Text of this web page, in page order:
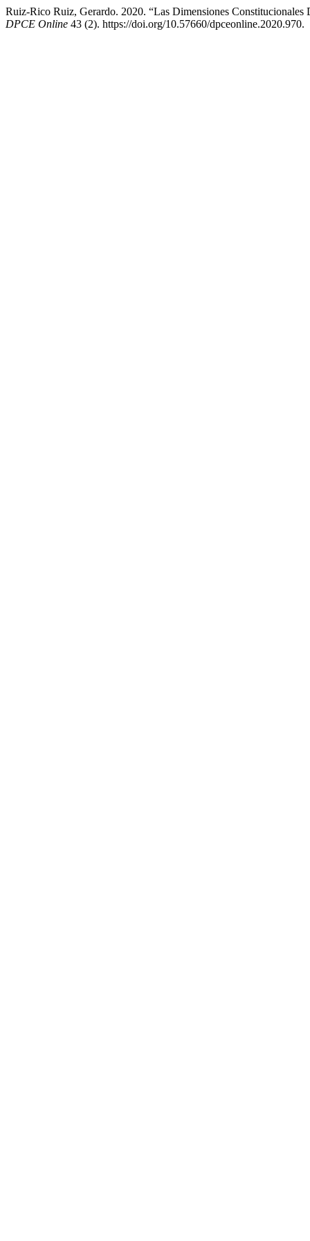
Ruiz-Rico Ruiz, Gerardo. 2020. “Las Dimensiones Constitucionales
DPCE Online 43 (2). https://doi.org/10.57660/dpceonline.2020.970.